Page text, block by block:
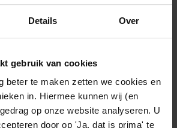
Details Over
gebruik van cookies
beter te maken zetten we cookies en
in. Hiermee kunnen wij (en
op onze website analyseren. U
door op 'Ja, dat is prima' te
15:00-16:30
in Westfriesland